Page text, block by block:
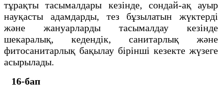
тұрақты тасымалдары кезінде, сондай-ақ ауыр
науқасты адамдарды, тез бұзылатын жүктерді
және жануарларды тасымалдау кезінде
шекаралық, кедендік, санитарлық және
фитосанитарлық бақылау бірінші кезекте жүзеге
асырылады.
16-бап